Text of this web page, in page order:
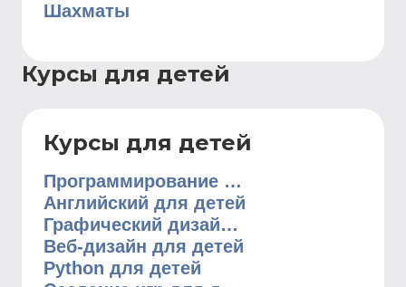
Шахматы
Курсы для детей
Курсы для детей
Программирование для детей
Английский для детей
Графический дизайн для детей
Веб-дизайн для детей
Python для детей